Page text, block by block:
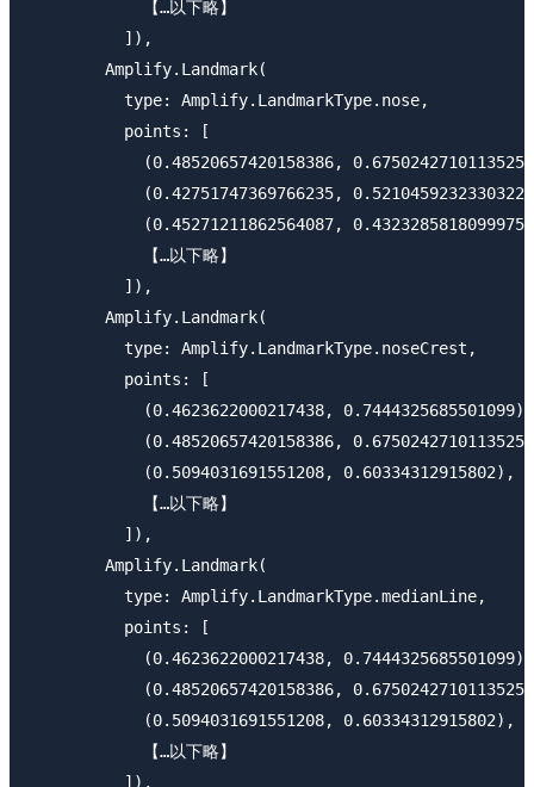
            【…以下略】
          ]),
        Amplify.Landmark(
          type: Amplify.LandmarkType.nose,
          points: [
(0.48520657420158386,
(0.42751747369766235,
(0.45271211862564087,
            【…以下略】
          ]),
        Amplify.Landmark(
          type: Amplify.LandmarkType.noseCrest,
          points: [
(0.4623622000217438,
(0.48520657420158386,
            (0.5094031691551208, 0.60334312915802),
            【…以下略】
          ]),
        Amplify.Landmark(
          type: Amplify.LandmarkType.medianLine,
          points: [
(0.4623622000217438,
(0.48520657420158386,
            (0.5094031691551208, 0.60334312915802),
            【…以下略】
          ]),